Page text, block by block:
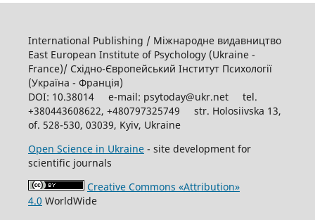
International Publishing / Міжнародне видавництво
East European Institute of Psychology (Ukraine -
France)/ Східно-Європейський Інститут Психології
(Україна - Франція)
DOI: 10.38014 e-mail: psytoday@ukr.net tel.
+380443608622, +480797325749 str. Holosiivska 13,
of. 528-530, 03039, Kyiv, Ukraine
Open Science in Ukraine- site development for
scientific journals
Creative Commons «Attribution»
4.0 WorldWide